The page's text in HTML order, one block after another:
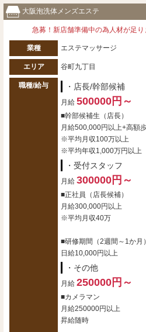
大阪泡洗体メンズエステ
急募！新店舗準備中の為人材が足り
業種 エステマッサージ
エリア 谷町九丁目
職種/給与 ・店長/幹部候補
月給 500000円～
■幹部候補生（店長）
月給500,000円以上+高額
※平均月収100万以上
※平均年収1,000万円以上
・受付スタッフ
月給 300000円～
■正社員（店長候補）
月給300,000円以上
※平均月収40万
■研修期間（2週間～1か月）
日給10,000円以上
・その他
月給 250000円～
■カメラマン
月給250000円以上
昇給随時